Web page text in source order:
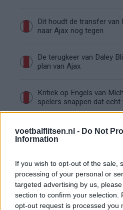
voetbalflitsen.nl - Do Not
Information
If you wish to opt-out of the sale,
processing of your personal or
targeted advertising by us,
section to confirm your selection.
opt-out request is processed you
Dit houdt de transfer van
naar Ajax nog tegen
De terugkeer van Daley
plan van Ajax
Kritiek op Engels van
spelers snappen dat echt
De eerste Míchel-dagen
Gloukh krijgt standje en
Steur kiest voor
duidelijkheid bij Ajax
Blind kan bij Ajax de